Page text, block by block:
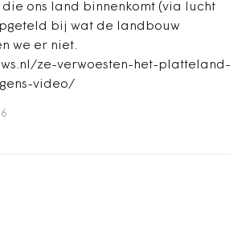
ons land binnenkomt (via lucht
bij wat de landbouw
we er niet.
ze-verwoesten-het-platteland-
video/